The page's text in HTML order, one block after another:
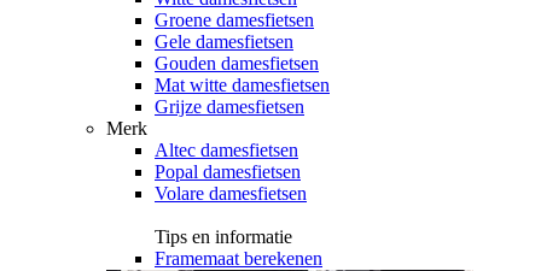
Groene damesfietsen
Gele damesfietsen
Gouden damesfietsen
Mat witte damesfietsen
Grijze damesfietsen
Merk
Altec damesfietsen
Popal damesfietsen
Volare damesfietsen
Tips en informatie
Framemaat berekenen